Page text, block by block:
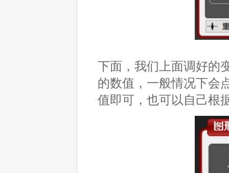
下面，我们上面调好的
的数值，一般情况下会
值即可，也可以自己根